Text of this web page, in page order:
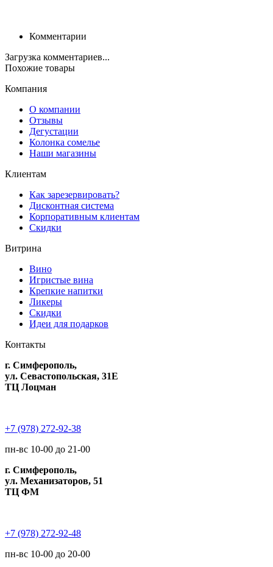
Комментарии
Загрузка комментариев...
Похожие товары
Компания
О компании
Отзывы
Дегустации
Колонка сомелье
Наши магазины
Клиентам
Как зарезервировать?
Дисконтная система
Корпоративным клиентам
Скидки
Витрина
Вино
Игристые вина
Крепкие напитки
Ликеры
Скидки
Идеи для подарков
Контакты
г. Симферополь,
ул. Севастопольская, 31Е
ТЦ Лоцман
+7 (978) 272-92-38
пн-вс 10-00 до 21-00
г. Симферополь,
ул. Механизаторов, 51
ТЦ ФМ
+7 (978) 272-92-48
пн-вс 10-00 до 20-00